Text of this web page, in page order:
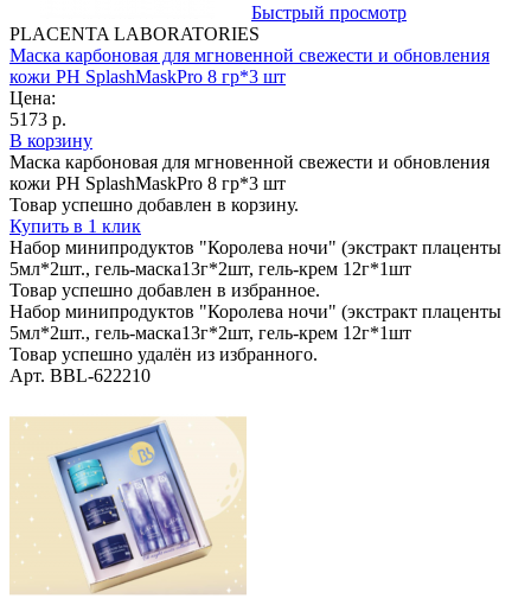
Быстрый просмотр
PLACENTA LABORATORIES
Маска карбоновая для мгновенной свежести и обновления
кожи PH SplashMaskPro 8 гр*3 шт
Цена:
5173 р.
В корзину
Маска карбоновая для мгновенной свежести и обновления
кожи PH SplashMaskPro 8 гр*3 шт
Товар успешно добавлен в корзину.
Купить в 1 клик
Набор минипродуктов "Королева ночи" (экстракт плаценты
5мл*2шт., гель-маска13г*2шт, гель-крем 12г*1шт
Товар успешно добавлен в избранное.
Набор минипродуктов "Королева ночи" (экстракт плаценты
5мл*2шт., гель-маска13г*2шт, гель-крем 12г*1шт
Товар успешно удалён из избранного.
Арт. BBL-622210